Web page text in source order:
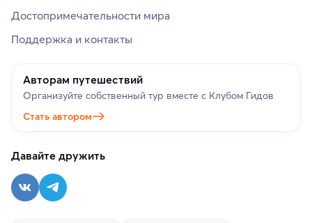
Достопримечательности мира
Поддержка и контакты
Авторам путешествий
Организуйте собственный тур вместе с Клубом Гидов
Стать автором
Давайте дружить